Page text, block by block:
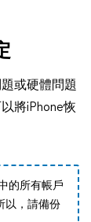
或硬體問題
將iPhone恢
的所有帳戶
以，請備份